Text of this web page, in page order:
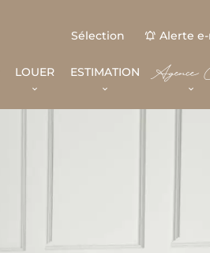
Sélection Alerte
LOUER ESTIMATION Agence